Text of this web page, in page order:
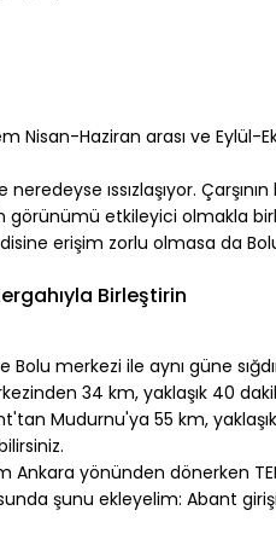
Haziran arası ve Eylül-
neredeyse ıssızlaşıyor.
görünümü etkileyici olmakla
erişim zorlu olmasa da
Birleştirin
merkezi ile aynı güne
34 km, yaklaşık 40
Mudurnu'ya 55 km,
yönünden dönerken
şunu ekleyelim: Abant